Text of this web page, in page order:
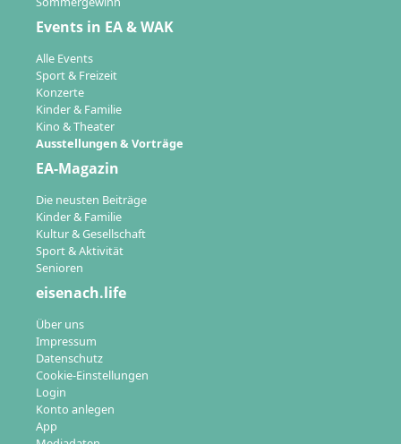
Events in EA & WAK
Alle Events
Sport & Freizeit
Konzerte
Kinder & Familie
Kino & Theater
Ausstellungen & Vorträge
EA-Magazin
Die neusten Beiträge
Kinder & Familie
Kultur & Gesellschaft
Sport & Aktivität
Senioren
eisenach.life
Über uns
Impressum
Datenschutz
Cookie-Einstellungen
Login
Konto anlegen
App